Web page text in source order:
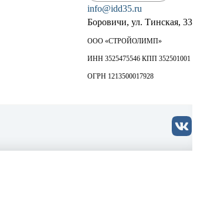
info@idd35.ru
Боровичи, ул. Тинская, 33
ООО «СТРОЙОЛИМП»
ИНН 3525475546 КПП 352501001
ОГРН 1213500017928